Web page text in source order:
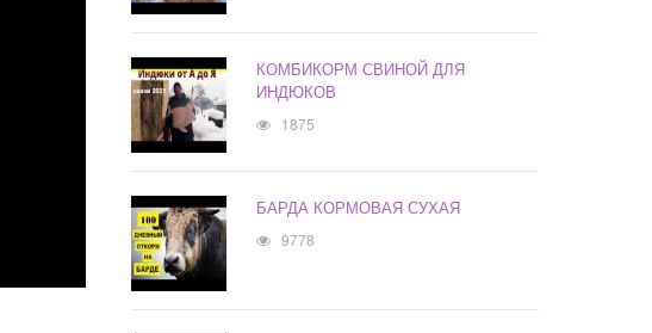
КОМБИКОРМ СВИНОЙ ДЛЯ
ИНДЮКОВ
1875
БАРДА КОРМОВАЯ СУХАЯ
9778